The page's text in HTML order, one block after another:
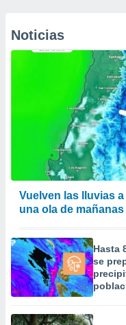
Noticias
Vuelven las lluvias
una ola de
Hasta
se